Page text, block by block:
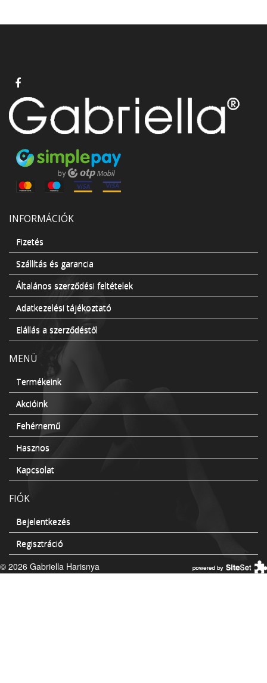
INFORMÁCIÓK
Fizetés
Szállítás és garancia
Általános szerződési feltételek
Adatkezelési tájékoztató
Elállás a szerződéstől
MENÜ
Termékeink
Akcióink
Fehérnemű
Hasznos
Kapcsolat
FIÓK
Bejelentkezés
Regisztráció
© 2026 Gabriella Harisnya